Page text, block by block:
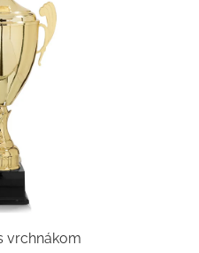
vrchnákom